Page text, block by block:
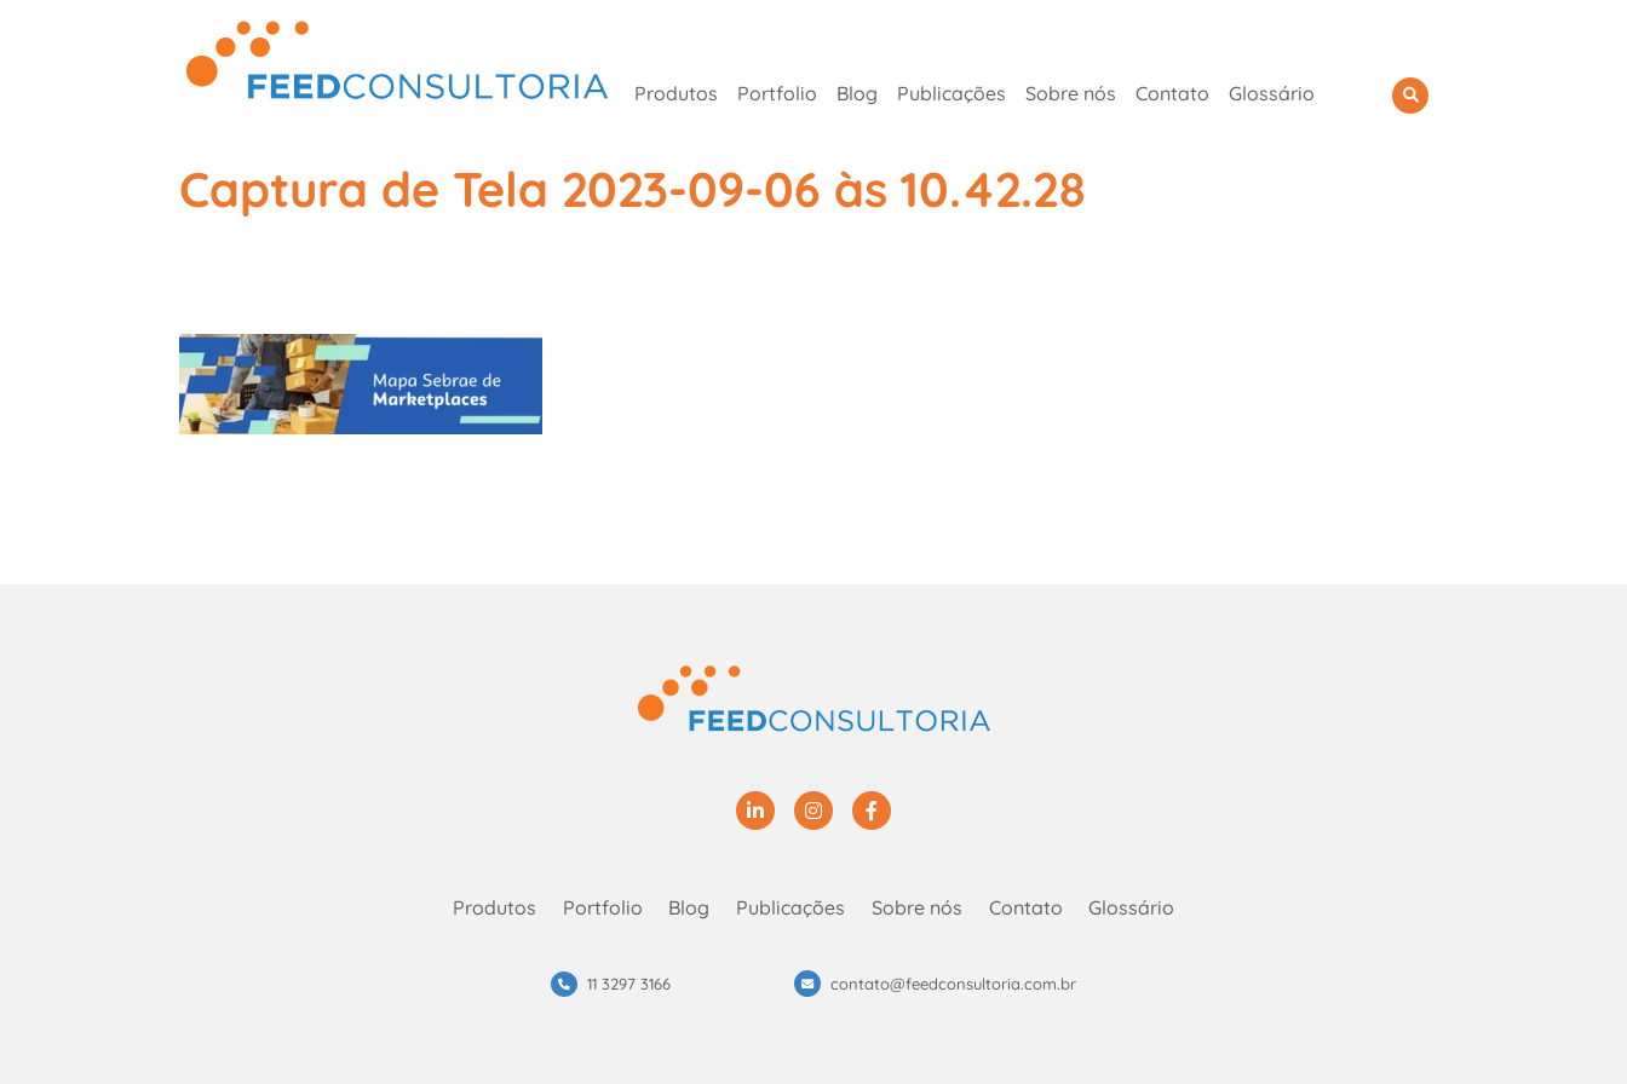
Produtos Portfolio Blog Publicações Sobre nós Contato Glossário
Captura de Tela 2023-09-06 às 10.42.28
Produtos
Portfolio Blog Publicações Sobre nós Contato Glossário
11 3297 3166 contato@feedconsultoria.com.br